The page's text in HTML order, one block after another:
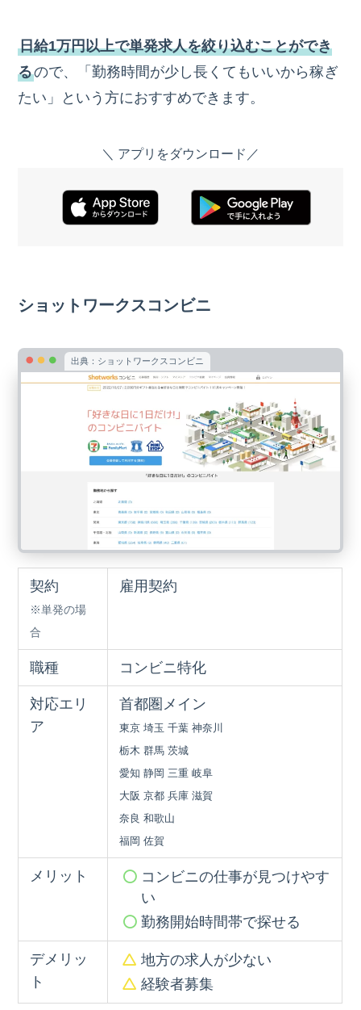
日給1万円以上で単発求人を絞り込むことができ
るので、「勤務時間が少し長くてもいいから稼ぎ
たい」という方におすすめできます。
＼ アプリをダウンロード／
ショットワークスコンビニ
出典：ショットワークスコンビニ
契約
※単発の場
合
雇用契約
職種 コンビニ特化
対応エリ
ア
首都圏メイン
東京 埼玉 千葉 神奈川
栃木 群馬 茨城
愛知 静岡 三重 岐阜
大阪 京都 兵庫 滋賀
奈良 和歌山
福岡 佐賀
メリット
コンビニの仕事が見つけやす
い
勤務開始時間帯で探せる
デメリッ
ト
地方の求人が少ない
経験者募集